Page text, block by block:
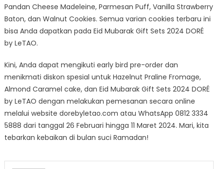
Pandan Cheese Madeleine, Parmesan Puff, Vanilla Strawberry
Baton, dan Walnut Cookies. Semua varian cookies terbaru ini
bisa Anda dapatkan pada Eid Mubarak Gift Sets 2024 DORÉ
by LeTAO.
Kini, Anda dapat mengikuti early bird pre-order dan
menikmati diskon spesial untuk Hazelnut Praline Fromage,
Almond Caramel cake, dan Eid Mubarak Gift Sets 2024 DORÉ
by LeTAO dengan melakukan pemesanan secara online
melalui website dorebyletao.com atau WhatsApp 0812 3334
5888 dari tanggal 26 Februari hingga 11 Maret 2024. Mari, kita
tebarkan kebaikan di bulan suci Ramadan!